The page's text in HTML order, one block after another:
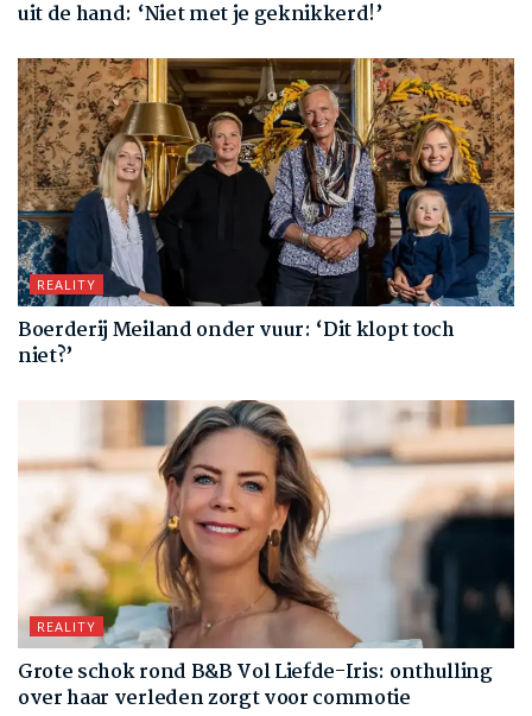
uit de hand: ‘Niet met je geknikkerd!’
REALITY
Boerderij Meiland onder vuur: ‘Dit klopt toch
niet?’
REALITY
Grote schok rond B&B Vol Liefde-Iris: onthulling
over haar verleden zorgt voor commotie